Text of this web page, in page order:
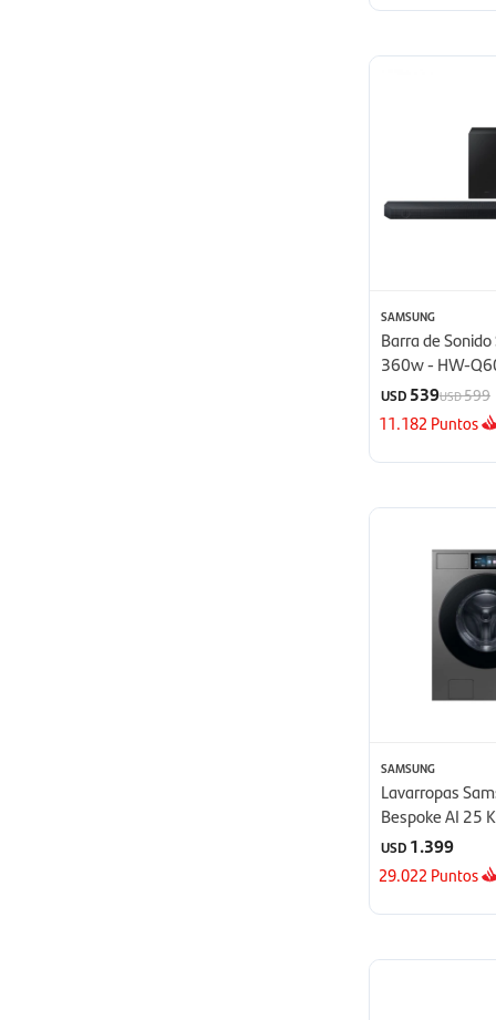
SAMSUNG
Barra de
360w - HW-
USD 539USD599
11.182 Puntos
SAMSUNG
Lavarropas
Bespoke AI 25
USD 1.399
29.022 Puntos